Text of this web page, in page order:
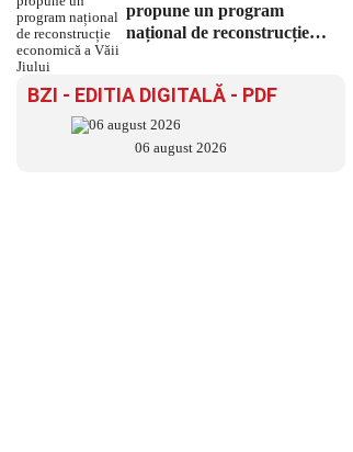
propune un program
național de reconstrucție
BZI - EDITIA DIGITALĂ - PDF
06 august 2026